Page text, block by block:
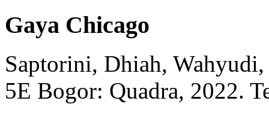
Gaya Chicago
Saptorini, Dhiah,
5E Bogor: Quadra, 2022.